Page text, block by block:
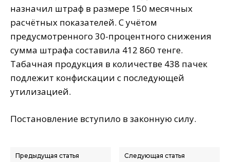
назначил штраф в размере 150 месячных
расчётных показателей. С учётом
предусмотренного 30-процентного снижения
сумма штрафа составила 412 860 тенге.
Табачная продукция в количестве 438 пачек
подлежит конфискации с последующей
утилизацией.
Постановление вступило в законную силу.
Предыдущая статья Следующая статья